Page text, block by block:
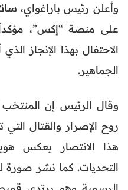
وأعلن رئيس باراغواي،
على منصة “إكس”،
الاحتفال بهذا الإنجاز
الجماهير.
وقال الرئيس إن
روح الإصرار والقتال التي
هذا الانتصار يعكس
التحديات. كما نشر صورة